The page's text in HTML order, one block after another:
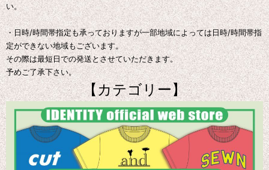
い。
・日時/時間帯指定も承っておりますが一部地域によっては日時/時間帯指
定ができない地域もございます。
その際は最短日での発送とさせていただきます。
予めご了承下さい。
【カテゴリー】